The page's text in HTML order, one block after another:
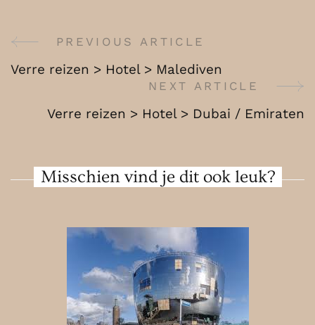
Sri
Lanka
Post
Navigation
PREVIOUS ARTICLE
Verre reizen > Hotel > Malediven
NEXT ARTICLE
Verre reizen > Hotel > Dubai / Emiraten
Misschien vind je dit ook leuk?